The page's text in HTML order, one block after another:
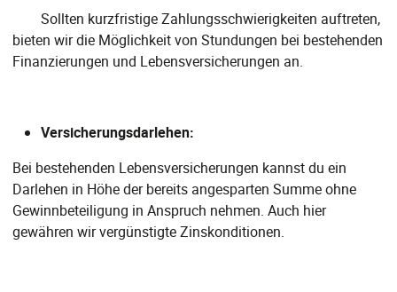
Sollten kurzfristige Zahlungsschwierigkeiten auftreten,
bieten wir die Möglichkeit von Stundungen bei bestehenden
Finanzierungen und Lebensversicherungen an.
Versicherungsdarlehen:
Bei bestehenden Lebensversicherungen kannst du ein
Darlehen in Höhe der bereits angesparten Summe ohne
Gewinnbeteiligung in Anspruch nehmen. Auch hier
gewähren wir vergünstigte Zinskonditionen.